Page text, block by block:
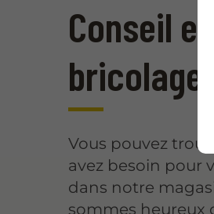
Conseil
bricolage
Vous pouvez
avez besoin pour
dans notre
sommes heureux